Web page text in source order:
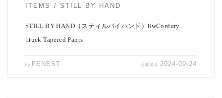
ITEMS STILL BY HAND
STILL BY HAND（スティルバイハンド）8wCordury
1tuck Tapered Pants
by FENEST 公開済み 2024-09-24